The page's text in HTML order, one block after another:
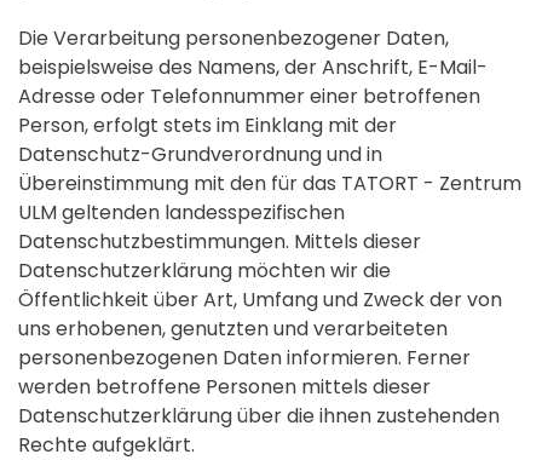
Die Verarbeitung personenbezogener Daten,
beispielsweise des Namens, der Anschrift, E-Mail-
Adresse oder Telefonnummer einer betroffenen
Person, erfolgt stets im Einklang mit der
Datenschutz-Grundverordnung und in
Übereinstimmung mit den für das TATORT - Zentrum
ULM geltenden landesspezifischen
Datenschutzbestimmungen. Mittels dieser
Datenschutzerklärung möchten wir die
Öffentlichkeit über Art, Umfang und Zweck der von
uns erhobenen, genutzten und verarbeiteten
personenbezogenen Daten informieren. Ferner
werden betroffene Personen mittels dieser
Datenschutzerklärung über die ihnen zustehenden
Rechte aufgeklärt.